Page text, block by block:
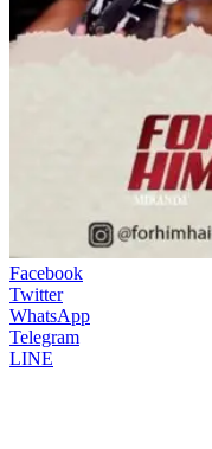
Facebook
Twitter
WhatsApp
Telegram
LINE